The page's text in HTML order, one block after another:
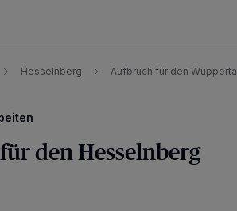
Hesselnberg Aufbruch für den
den Hesselnberg